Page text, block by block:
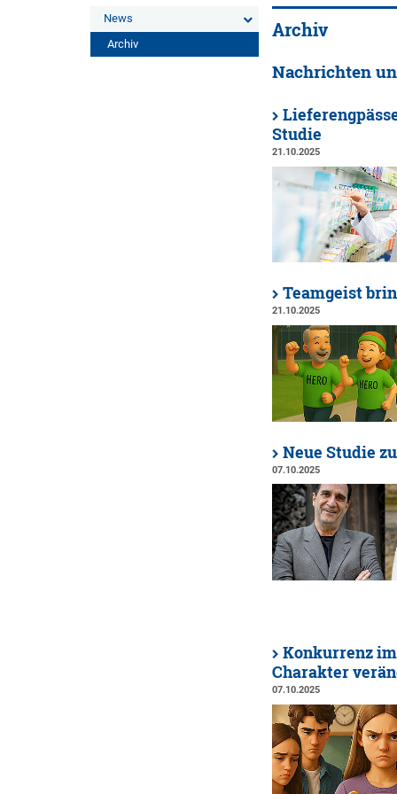
News
Archiv
Archiv
Nachrichten
Studie
21.10.2025
Teamgeist
21.10.2025
Neue Studie
07.10.2025
Konkurrenz
Charakter
07.10.2025